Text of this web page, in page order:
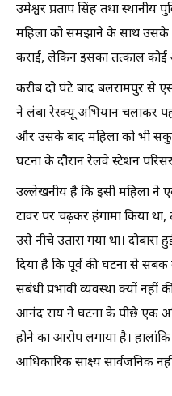
उमेश्वर प्रताप सिंह तथा
महिला को समझाने के साथ उसके
कराई, लेकिन इसका तत्काल
करीब दो घंटे बाद बलरामपुर से
ने लंबा रेस्क्यू अभियान चलाकर
और उसके बाद महिला को भी
घटना के दौरान रेलवे स्टेशन
उल्लेखनीय है कि इसी महिला ने
टावर पर चढ़कर हंगामा किया
उसे नीचे उतारा गया था।
दिया है कि पूर्व की घटना से
संबंधी प्रभावी व्यवस्था क्यों नहीं
आनंद राय ने घटना के पीछे एक
होने का आरोप लगाया है।
आधिकारिक साक्ष्य सार्वजनिक